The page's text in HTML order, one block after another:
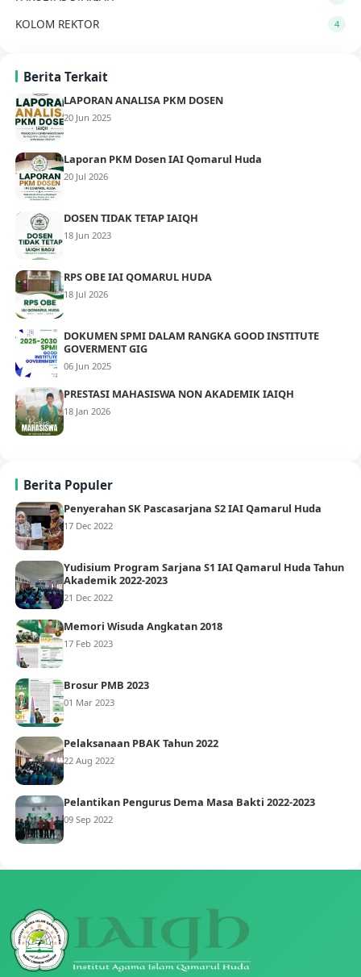
KOLOM REKTOR 4
Berita Terkait
LAPORAN ANALISA PKM DOSEN
20 Jun 2025
Laporan PKM Dosen IAI Qomarul Huda
20 Jul 2026
DOSEN TIDAK TETAP IAIQH
18 Jun 2023
RPS OBE IAI QOMARUL HUDA
18 Jul 2026
DOKUMEN SPMI DALAM RANGKA GOOD INSTITUTE
GOVERMENT GIG
06 Jun 2025
PRESTASI MAHASISWA NON AKADEMIK IAIQH
18 Jan 2026
Berita Populer
Penyerahan SK Pascasarjana S2 IAI Qamarul Huda
17 Dec 2022
Yudisium Program Sarjana S1 IAI Qamarul Huda Tahun
Akademik 2022-2023
21 Dec 2022
Memori Wisuda Angkatan 2018
17 Feb 2023
Brosur PMB 2023
01 Mar 2023
Pelaksanaan PBAK Tahun 2022
22 Aug 2022
Pelantikan Pengurus Dema Masa Bakti 2022-2023
09 Sep 2022